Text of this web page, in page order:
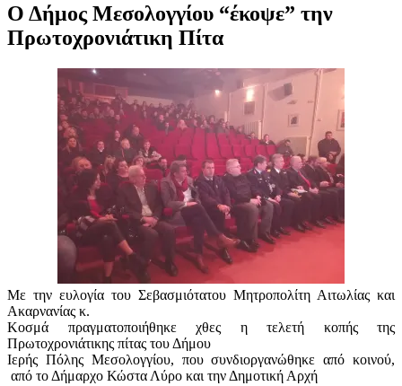
Ο Δήμος Μεσολογγίου “έκοψε” την
Πρωτοχρονιάτικη Πίτα
Με την ευλογία του Σεβασμιότατου Μητροπολίτη Αιτωλίας και
Ακαρνανίας κ.
Κοσμά πραγματοποιήθηκε χθες η τελετή κοπής της
Πρωτοχρονιάτικης πίτας του Δήμου
Ιερής Πόλης Μεσολογγίου, που συνδιοργανώθηκε από κοινού,
από το Δήμαρχο Κώστα Λύρο και την Δημοτική Αρχή